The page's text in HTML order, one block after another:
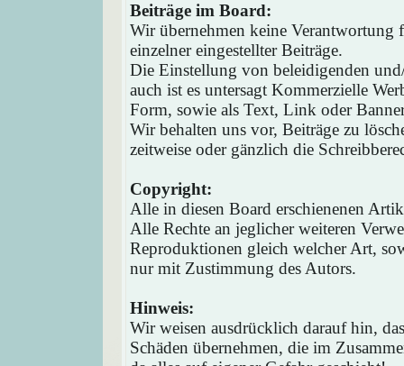
Beiträge im Board:
Wir übernehmen keine
einzelner eingestellter Beiträge.
Die Einstellung von beleidigenden
auch ist es untersagt Kommerzielle
Form, sowie als Text, Link oder
Wir behalten uns vor, Beiträge zu
zeitweise oder gänzlich die
Copyright:
Alle in diesen Board erschienenen
Alle Rechte an jeglicher weiteren
Reproduktionen gleich welcher Art,
nur mit Zustimmung des Autors.
Hinweis:
Wir weisen ausdrücklich darauf hin,
Schäden übernehmen, die im